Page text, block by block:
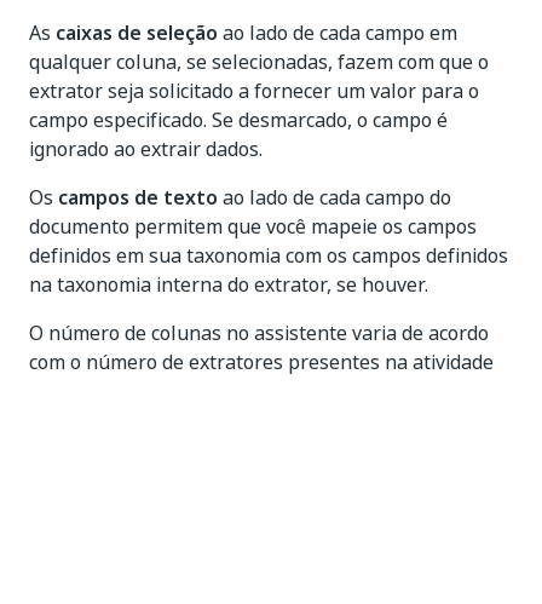
As caixas de seleção ao lado de cada campo em
qualquer coluna, se selecionadas, fazem com que o
extrator seja solicitado a fornecer um valor para o
campo especificado. Se desmarcado, o campo é
ignorado ao extrair dados.
Os campos de texto ao lado de cada campo do
documento permitem que você mapeie os campos
definidos em sua taxonomia com os campos definidos
na taxonomia interna do extrator, se houver.
O número de colunas no assistente varia de acordo
com o número de extratores presentes na atividade